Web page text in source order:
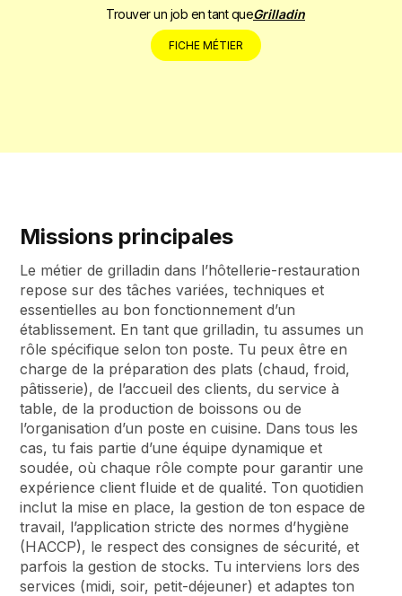
FICHE MÉTIER
Trouver un job en tant queGrilladin
Missions principales
Le métier de grilladin dans l’hôtellerie-restauration
repose sur des tâches variées, techniques et
essentielles au bon fonctionnement d’un
établissement. En tant que grilladin, tu assumes un
rôle spécifique selon ton poste. Tu peux être en
charge de la préparation des plats (chaud, froid,
pâtisserie), de l’accueil des clients, du service à
table, de la production de boissons ou de
l’organisation d’un poste en cuisine. Dans tous les
cas, tu fais partie d’une équipe dynamique et
soudée, où chaque rôle compte pour garantir une
expérience client fluide et de qualité. Ton quotidien
inclut la mise en place, la gestion de ton espace de
travail, l’application stricte des normes d’hygiène
(HACCP), le respect des consignes de sécurité, et
parfois la gestion de stocks. Tu interviens lors des
services (midi, soir, petit-déjeuner) et adaptes ton